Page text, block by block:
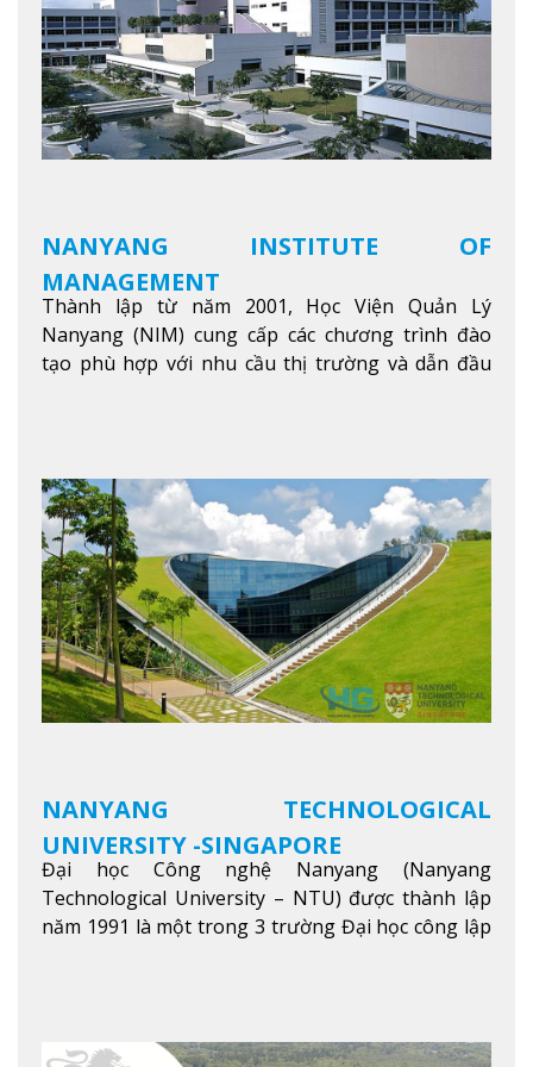
NANYANG INSTITUTE OF
MANAGEMENT
Thành lập từ năm 2001, Học Viện Quản Lý
Nanyang (NIM) cung cấp các chương trình đào
tạo phù hợp với nhu cầu thị trường và dẫn đầu
học tập và nghiên cứu chất lượng nhằm nâng cao
kỹ năng, kiến thức và năng lực của sinh viên và các
đối tác của trườngXem thêm
NANYANG TECHNOLOGICAL
UNIVERSITY -SINGAPORE
Đại học Công nghệ Nanyang (Nanyang
Technological University – NTU) được thành lập
năm 1991 là một trong 3 trường Đại học công lập
Khoa học máy tính…Trường cũng được bình chọn